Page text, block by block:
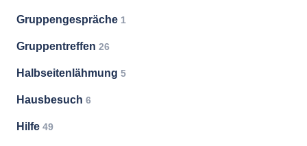
Gruppengespräche 1
Gruppentreffen 26
Halbseitenlähmung 5
Hausbesuch 6
Hilfe 49